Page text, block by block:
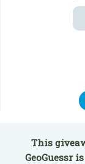
This
GeoGuessr